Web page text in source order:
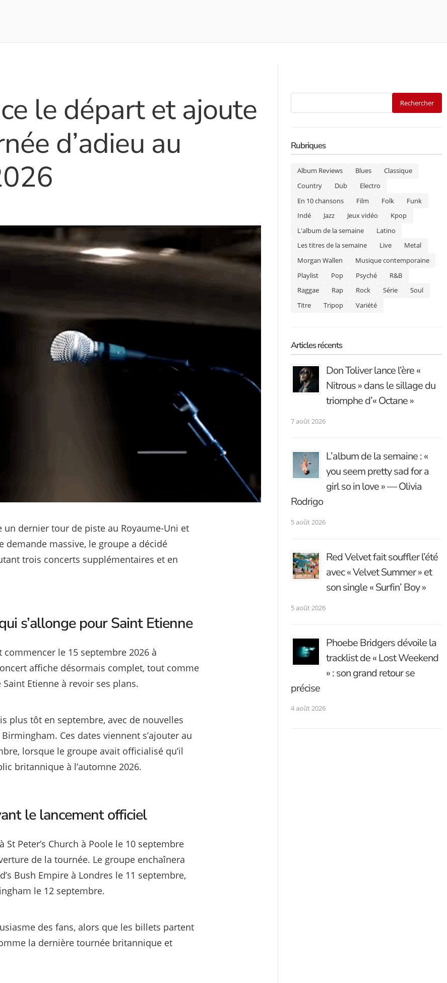
le départ et ajoute
d’adieu au
dernier tour de piste au Royaume-Uni et
demande massive, le groupe a décidé
trois concerts supplémentaires et en
s’allonge pour Saint Etienne
le 15 septembre 2026 à
affiche désormais complet, tout comme
Etienne à revoir ses plans.
plus tôt en septembre, avec de nouvelles
Ces dates viennent s’ajouter au
lorsque le groupe avait officialisé qu’il
britannique à l’automne 2026.
le lancement officiel
Peter’s Church à Poole le 10 septembre
de la tournée. Le groupe enchaînera
Bush Empire à Londres le 11 septembre,
le 12 septembre.
des fans, alors que les billets partent
la dernière tournée britannique et
Rubriques
Album Reviews Blues
Classique
Country
Dub
Electro
En 10 chansons
Film Folk
Funk
Indé
Jazz Jeux vidéo
Kpop
L'album de la semaine
Latino
Les titres de la semaine
Live
Metal
Morgan Wallen
Musique contemporaine
Playlist
Pop Psyché
R&B
Raggae
Rap Rock Série
Soul
Titre
Tripop Variété
Articles récents
Don Toliver lance l’ère «
Nitrous » dans le sillage du
triomphe d’« Octane »
7 août 2026
L’album de la semaine : «
you seem pretty sad for a
girl so in love » — Olivia
Rodrigo
5 août 2026
Red Velvet fait souffler l’été
avec « Velvet Summer » et
son single « Surfin’ Boy »
5 août 2026
Phoebe Bridgers dévoile la
tracklist de « Lost Weekend
» : son grand retour se
précise
4 août 2026